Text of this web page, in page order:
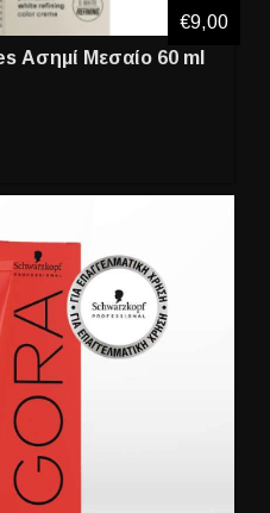
Ασημί Μεσαίο 60 ml
€9,00